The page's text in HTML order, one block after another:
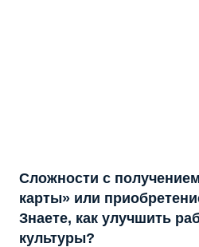
Сложности с
карты» или
Знаете, как улучшить
культуры?